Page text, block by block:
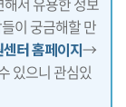
이 궁금해할 만
터 홈페이지→
있으니 관심있